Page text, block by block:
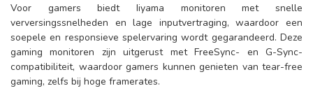
Voor gamers biedt Iiyama monitoren met snelle
verversingssnelheden en lage inputvertraging, waardoor een
soepele en responsieve spelervaring wordt gegarandeerd. Deze
gaming monitoren zijn uitgerust met FreeSync- en G-Sync-
compatibiliteit, waardoor gamers kunnen genieten van tear-free
gaming, zelfs bij hoge framerates.